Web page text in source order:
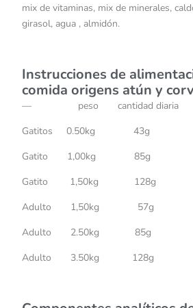
mix de vitaminas, mix de minerales,
girasol, agua , almidón.
Instrucciones de
comida origens atún y
— peso cantidad diaria
Gatitos 0.50kg 43g
Gatito 1,00kg 85g
Gatito 1,50kg 128g
Adulto 1,50kg 57g
Adulto 2.50kg 85g
Adulto 3.50kg 128g